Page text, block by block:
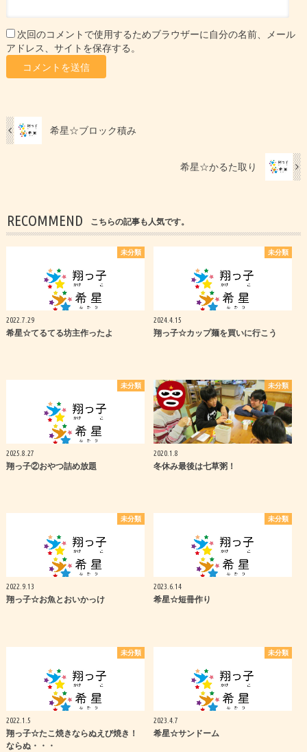
次回のコメントで使用するためブラウザーに自分の名前、メール
アドレス、サイトを保存する。
希星☆ブロック積み
希星☆かるた取り
RECOMMEND こちらの記事も人気です。
未分類
2022.7.29
希星☆てるてる坊主作ったよ
未分類
2024.4.15
翔っ子☆カップ麺を買いに行こう
未分類
2025.8.27
翔っ子②おやつ詰め放題
未分類
2020.1.8
冬休み最後は七草粥！
未分類
2022.9.13
翔っ子☆お魚とおいかっけ
未分類
2023.6.14
希星☆短冊作り
未分類
2022.1.5
翔っ子☆たこ焼きならぬえび焼き！
ならぬ・・・
未分類
2023.4.7
希星☆サンドーム